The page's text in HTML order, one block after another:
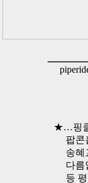
★…핑클
팝콘
송혜
다름
등 평